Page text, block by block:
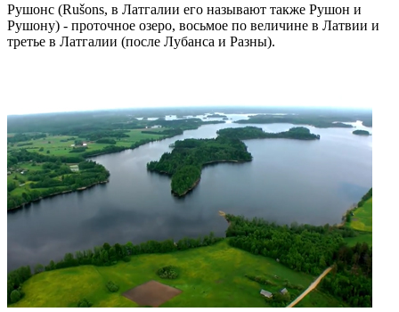
Рушонс (Rušons, в Латгалии его называют также Рушон и
Рушону) - проточное озеро, восьмое по величине в Латвии и
третье в Латгалии (после Лубанса и Разны).